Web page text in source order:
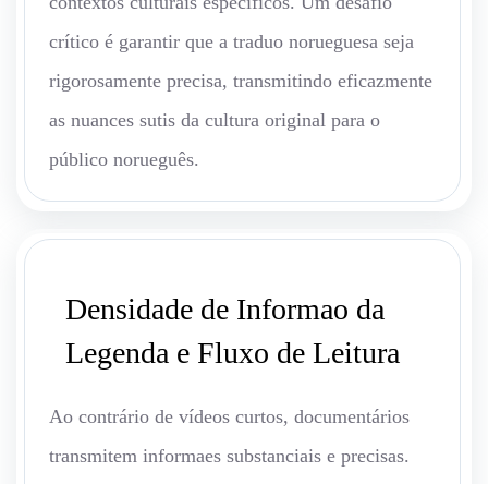
crítico é garantir que a traduo norueguesa seja
rigorosamente precisa, transmitindo eficazmente
as nuances sutis da cultura original para o
público norueguês.
Densidade de Informao da
Legenda e Fluxo de Leitura
Ao contrário de vídeos curtos, documentários
transmitem informaes substanciais e precisas.